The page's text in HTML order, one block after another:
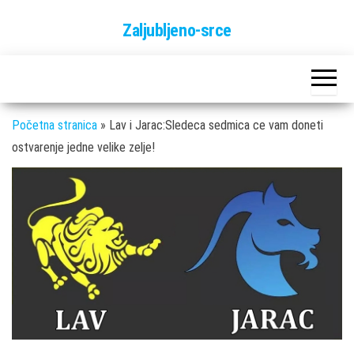
Zaljubljeno-srce
Početna stranica » Lav i Jarac:Sledeca sedmica ce vam doneti
ostvarenje jedne velike zelje!